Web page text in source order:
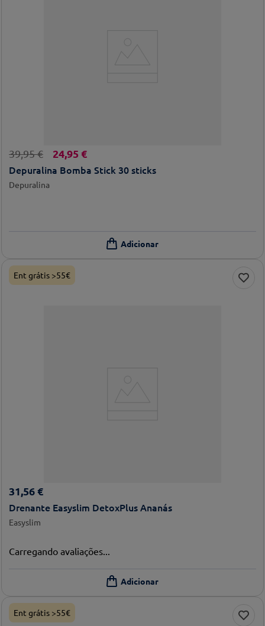
39,95€ 24,95 €
Depuralina Bomba Stick 30 sticks
Depuralina
Ent grátis >55€
31,56 €
Drenante Easyslim DetoxPlus Ananás
Easyslim
Carregando avaliações...
Ent grátis >55€